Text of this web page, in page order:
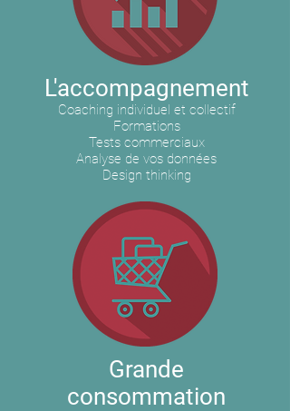
L'accompagnement
Coaching individuel et collectif
Formations
Tests commerciaux
Analyse de vos données
Design thinking
Grande
consommation